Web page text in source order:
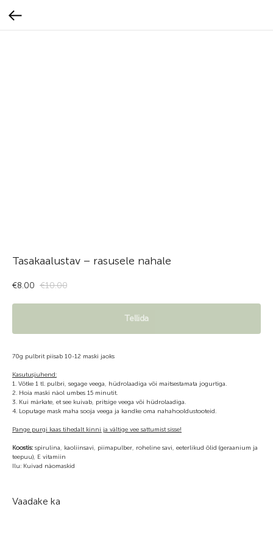
Tasakaalustav – rasusele nahale
€8.00 €10.00
Tellida
70g pulbrit piisab 10-12 maski jaoks
Kasutusjuhend:
1. Võtke 1 tl. pulbri, segage veega, hüdrolaadiga või maitsestamata jogurtiga.
2. Hoia maski näol umbes 15 minutit.
3. Kui märkate, et see kuivab, pritsige veega või hüdrolaadiga.
4. Loputage mask maha sooja veega ja kandke oma nahahooldustooteid.
Pange purgi kaas tihedalt kinni ja vältige vee sattumist sisse!
Koostis: spirulina, kaoliinsavi, piimapulber, roheline savi, eeterlikud õlid (geraanium ja
teepuu), E vitamiin
Ilu: Kuivad näomaskid
Vaadake ka